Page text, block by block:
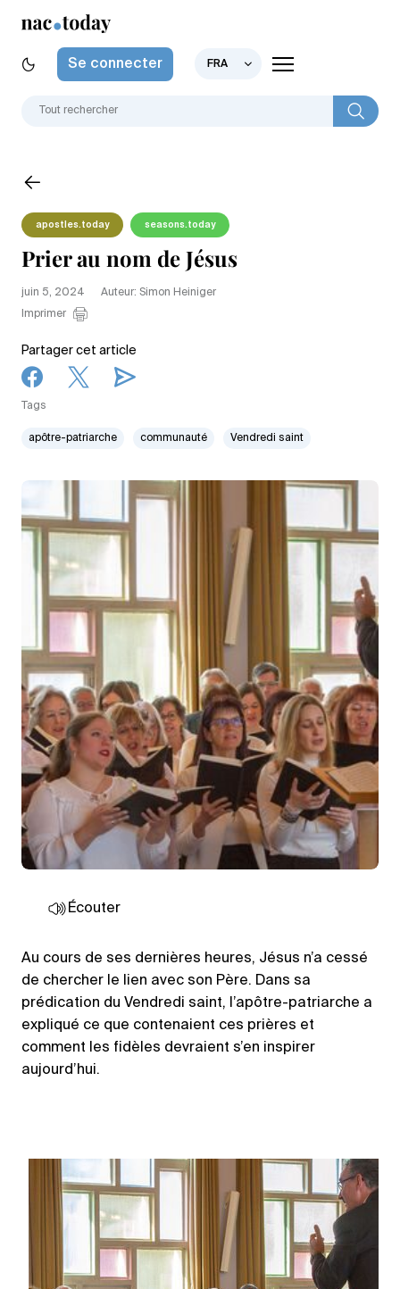
Se connecter FRA
apostles.today seasons.today
Prier au nom de Jésus
juin 5, 2024
Auteur: Simon Heiniger
Imprimer
Partager cet article
Tags
apôtre-patriarche communauté Vendredi saint
Écouter
Au cours de ses dernières heures, Jésus n’a cessé
de chercher le lien avec son Père. Dans sa
prédication du Vendredi saint, l’apôtre-patriarche a
expliqué ce que contenaient ces prières et
comment les fidèles devraient s’en inspirer
aujourd’hui.